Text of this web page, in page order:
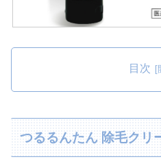
目次
つるるんたん 除毛クリ